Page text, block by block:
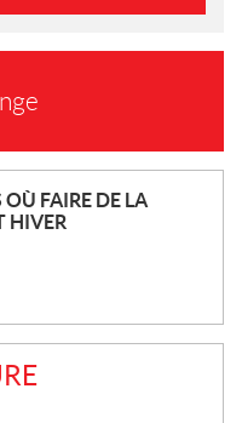
FAIRE DE LA
HIVER